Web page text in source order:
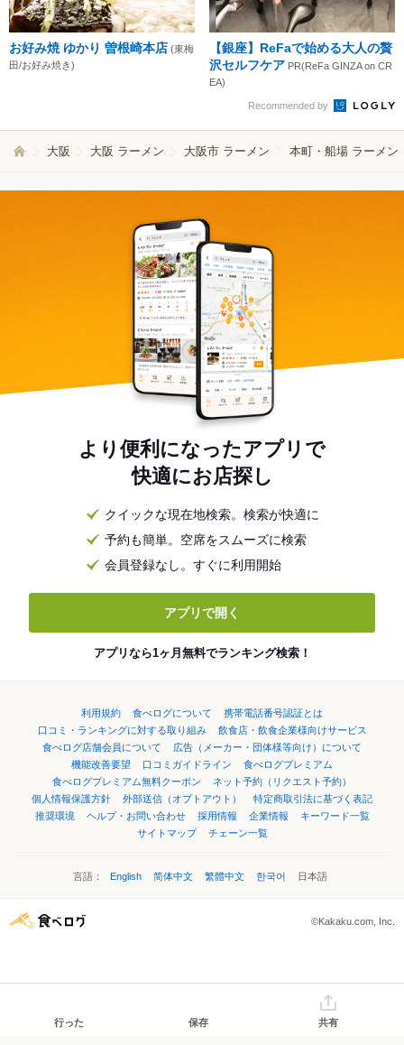
お好み焼 ゆかり 曽根崎本店 (東梅
田/お好み焼き)
【銀座】ReFaで始める大人の贅
沢セルフケア PR(ReFa GINZA on CR
EA)
Recommended by
大阪 大阪 ラーメン 大阪市 ラーメン 本町・船場 ラーメン
より便利になったアプリで
快適にお店探し
クイックな現在地検索。検索が快適に
予約も簡単。空席をスムーズに検索
会員登録なし。すぐに利用開始
アプリで開く
アプリなら1ヶ月無料でランキング検索！
利用規約 食べログについて
携帯電話番号認証とは
口コミ・ランキングに対する取り組み
飲食店・飲食企業様向けサービス
食べログ店舗会員について
広告（メーカー・団体様等向け）について
機能改善要望
口コミガイドライン
食べログプレミアム
食べログプレミアム無料クーポン
ネット予約（リクエスト予約）
個人情報保護方針
外部送信（オプトアウト）
特定商取引法に基づく表記
推奨環境
ヘルプ・お問い合わせ 採用情報 企業情報
キーワード一覧
サイトマップ
チェーン一覧
言語： English 简体中文 繁體中文 한국어 日本語
©Kakaku.com, Inc.
行った 保存 共有